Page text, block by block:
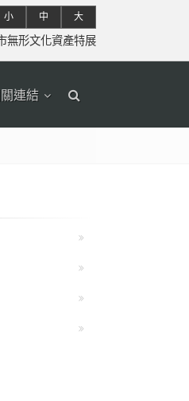
小 中 大
無形文化資產特展
連結